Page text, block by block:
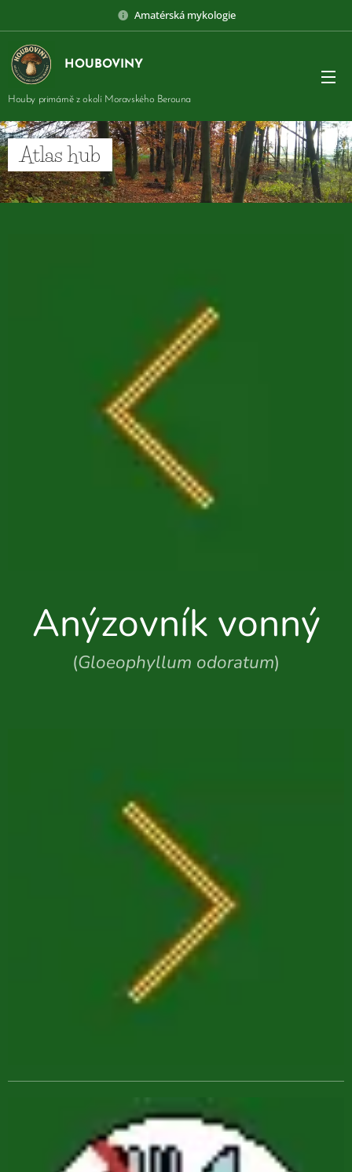
Amatérská mykologie
HOUBOVINY
Houby primárně z okolí Moravského Berouna
Atlas hub
Anýzovník vonný
(Gloeophyllum odoratum)